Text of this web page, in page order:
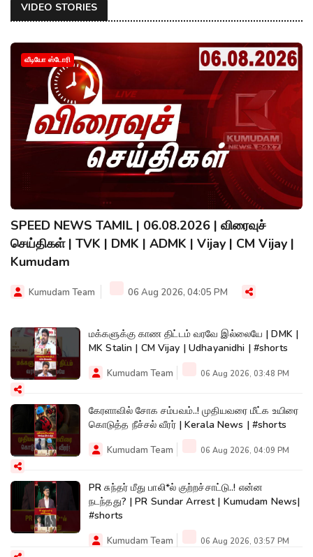
VIDEO STORIES
வீடியோ ஸ்டோரி
SPEED NEWS TAMIL | 06.08.2026 | விரைவுச்
செய்திகள் | TVK | DMK | ADMK | Vijay | CM Vijay |
Kumudam
Kumudam Team 06 Aug 2026, 04:05 PM
மக்களுக்கு காண திட்டம் வரவே இல்லையே | DMK |
MK Stalin | CM Vijay | Udhayanidhi | #shorts
Kumudam Team 06 Aug 2026, 03:48 PM
கேரளாவில் சோக சம்பவம்..! முதியவரை மீட்க உயிரை
கொடுத்த நீச்சல் வீரர் | Kerala News | #shorts
Kumudam Team 06 Aug 2026, 04:09 PM
PR சுந்தர் மீது பாலி*ல் குற்றச்சாட்டு..! என்ன
நடந்தது? | PR Sundar Arrest | Kumudam News|
#shorts
Kumudam Team 06 Aug 2026, 03:57 PM